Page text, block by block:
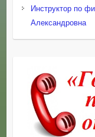
Инструктор по
Александровна